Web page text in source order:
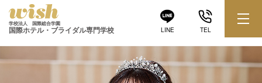
LINE TEL
学校法人 国際総合学園
国際ホテル・ブライダル専門学校